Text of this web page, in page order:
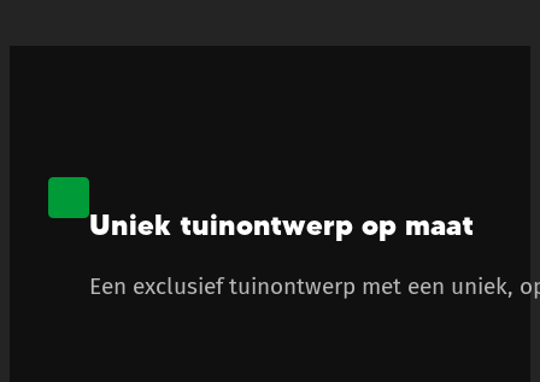
Uniek tuinontwerp op maat
Een exclusief tuinontwerp met een uniek,